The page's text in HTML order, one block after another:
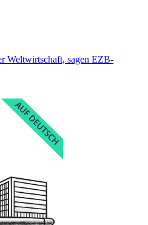
Weltwirtschaft, sagen EZB-